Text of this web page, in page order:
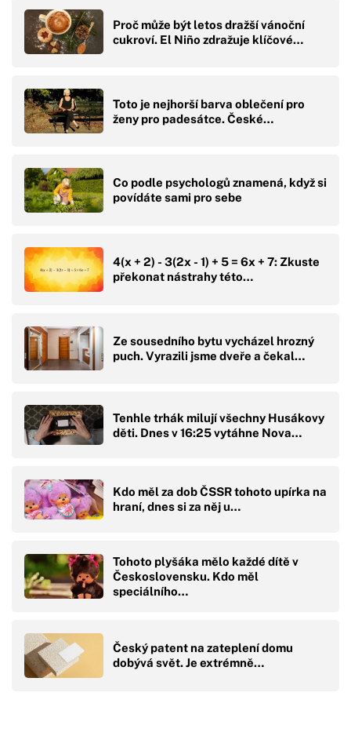
Proč může být letos dražší vánoční
cukroví. El Niño zdražuje klíčové…
Toto je nejhorší barva oblečení pro
ženy pro padesátce. České…
Co podle psychologů znamená, když si
povídáte sami pro sebe
4(x + 2) - 3(2x - 1) + 5 = 6x + 7: Zkuste
překonat nástrahy této…
Ze sousedního bytu vycházel hrozný
puch. Vyrazili jsme dveře a čekal…
Tenhle trhák milují všechny Husákovy
děti. Dnes v 16:25 vytáhne Nova…
Kdo měl za dob ČSSR tohoto upírka na
hraní, dnes si za něj u…
Tohoto plyšáka mělo každé dítě v
Československu. Kdo měl
speciálního…
Český patent na zateplení domu
dobývá svět. Je extrémně…